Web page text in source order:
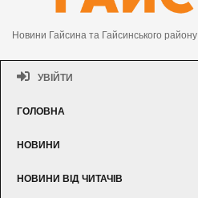
Новини Гайсина та Гайсинського району
УВІЙТИ
ГОЛОВНА
НОВИНИ
НОВИНИ ВІД ЧИТАЧІВ